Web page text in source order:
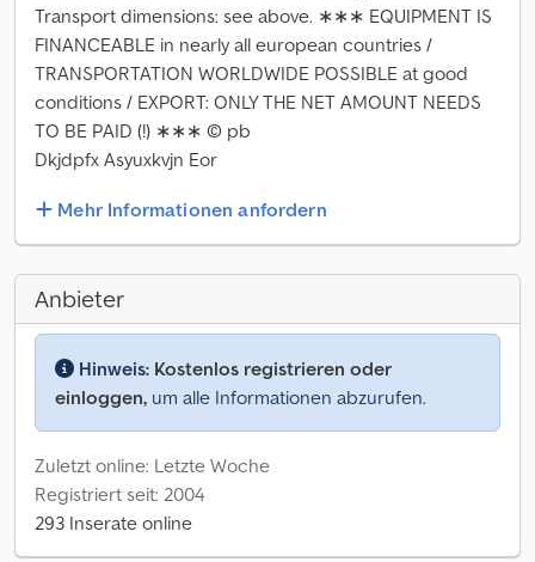
Transport dimensions: see above. ∗∗∗ EQUIPMENT IS
FINANCEABLE in nearly all european countries /
TRANSPORTATION WORLDWIDE POSSIBLE at good
conditions / EXPORT: ONLY THE NET AMOUNT NEEDS
TO BE PAID (!) ∗∗∗ © pb
Dkjdpfx Asyuxkvjn Eor
Mehr Informationen anfordern
Anbieter
Hinweis: Kostenlos registrieren oder
einloggen, um alle Informationen abzurufen.
Zuletzt online: Letzte Woche
Registriert seit: 2004
293 Inserate online